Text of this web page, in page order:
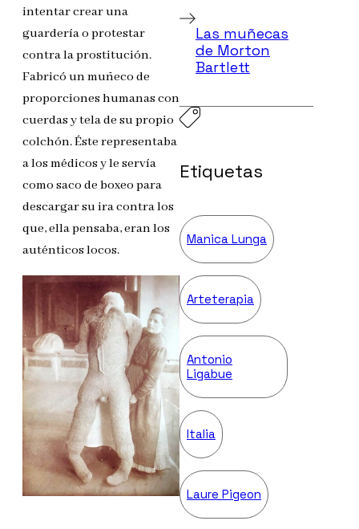
intentar crear una
guardería o protestar
contra la prostitución.
Fabricó un muñeco de
proporciones humanas con
cuerdas y tela de su propio
colchón. Éste representaba
a los médicos y le servía
como saco de boxeo para
descargar su ira contra los
que, ella pensaba, eran los
auténticos locos.
Las muñecas
de Morton
Bartlett
Etiquetas
Manica Lunga
Arteterapia
Antonio
Ligabue
Italia
Laure Pigeon